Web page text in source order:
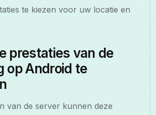
te kiezen voor uw locatie en
prestaties van de
op Android te
van de server kunnen deze